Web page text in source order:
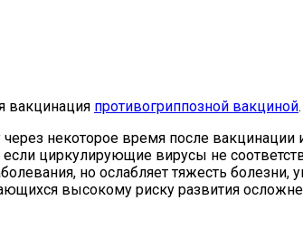
вакцинация противогриппозной вакциной.
некоторое время после
циркулирующие вирусы не
но ослабляет тяжесть болезни,
высокому риску развития